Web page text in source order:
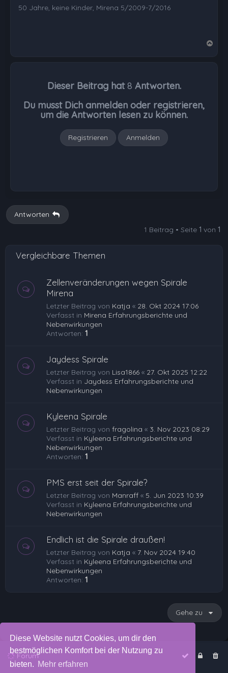
Diese Website nutzt Cookies, um dir den
bestmöglichen Komfort bei der Nutzung zu
bieten. Mehr erfahren
50 Jahre, keine Kinder, Mirena 5/2009-7/2016
Dieser Beitrag hat8 Antworten.
Du musst Dich anmelden oder registrieren,
um die Antworten lesen zu können.
Registrieren Anmelden
Antworten
1 Beitrag • Seite 1 von 1
Vergleichbare Themen
Zellenveränderungen wegen Spirale
Mirena
Letzter Beitrag von Katja « 28. Okt 2024 17:06
Verfasst in Mirena Erfahrungsberichte und
Nebenwirkungen
Antworten: 1
Jaydess Spirale
Letzter Beitrag von Lisa1866 « 27. Okt 2025 12:22
Verfasst in Jaydess Erfahrungsberichte und
Nebenwirkungen
Kyleena Spirale
Letzter Beitrag von fragolina « 3. Nov 2023 08:29
Verfasst in Kyleena Erfahrungsberichte und
Nebenwirkungen
Antworten: 1
PMS erst seit der Spirale?
Letzter Beitrag von Manraff « 5. Jun 2023 10:39
Verfasst in Kyleena Erfahrungsberichte und
Nebenwirkungen
Endlich ist die Spirale draußen!
Letzter Beitrag von Katja « 7. Nov 2024 19:40
Verfasst in Kyleena Erfahrungsberichte und
Nebenwirkungen
Antworten: 1
Gehe zu
Forum